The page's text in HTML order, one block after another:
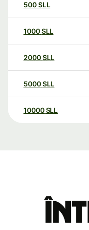
500SLL
1000SLL
2000SLL
5000SLL
10000 SLL